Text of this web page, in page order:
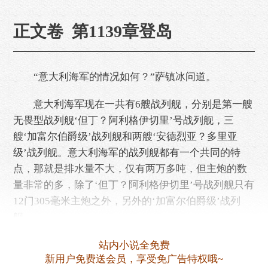
正文卷 第1139章登岛
“意大利海军的情况如何？”萨镇冰问道。
意大利海军现在一共有6艘战列舰，分别是第一艘
无畏型战列舰‘但丁？阿利格伊切里’号战列舰，三
艘‘加富尔伯爵级’战列舰和两艘‘安德烈亚？多里亚
级’战列舰。意大利海军的战列舰都有一个共同的特
点，那就是排水量不大，仅有两万多吨，但主炮的数
量非常的多，除了‘但丁？阿利格伊切里’号战列舰只有
12门305毫米主炮之外，另外的‘加富尔伯爵级’战列
站内小说全免费
新用户免费送会员，享受免广告特权哦~